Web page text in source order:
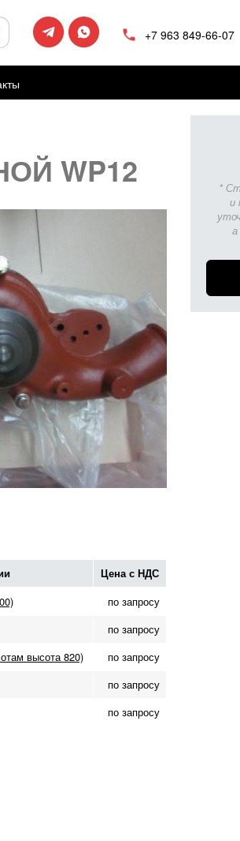
+7 963 849-66-07
WP12
Цена с НДС
по запросу
по запросу
высота 820)
по запросу
по запросу
по запросу
*
и